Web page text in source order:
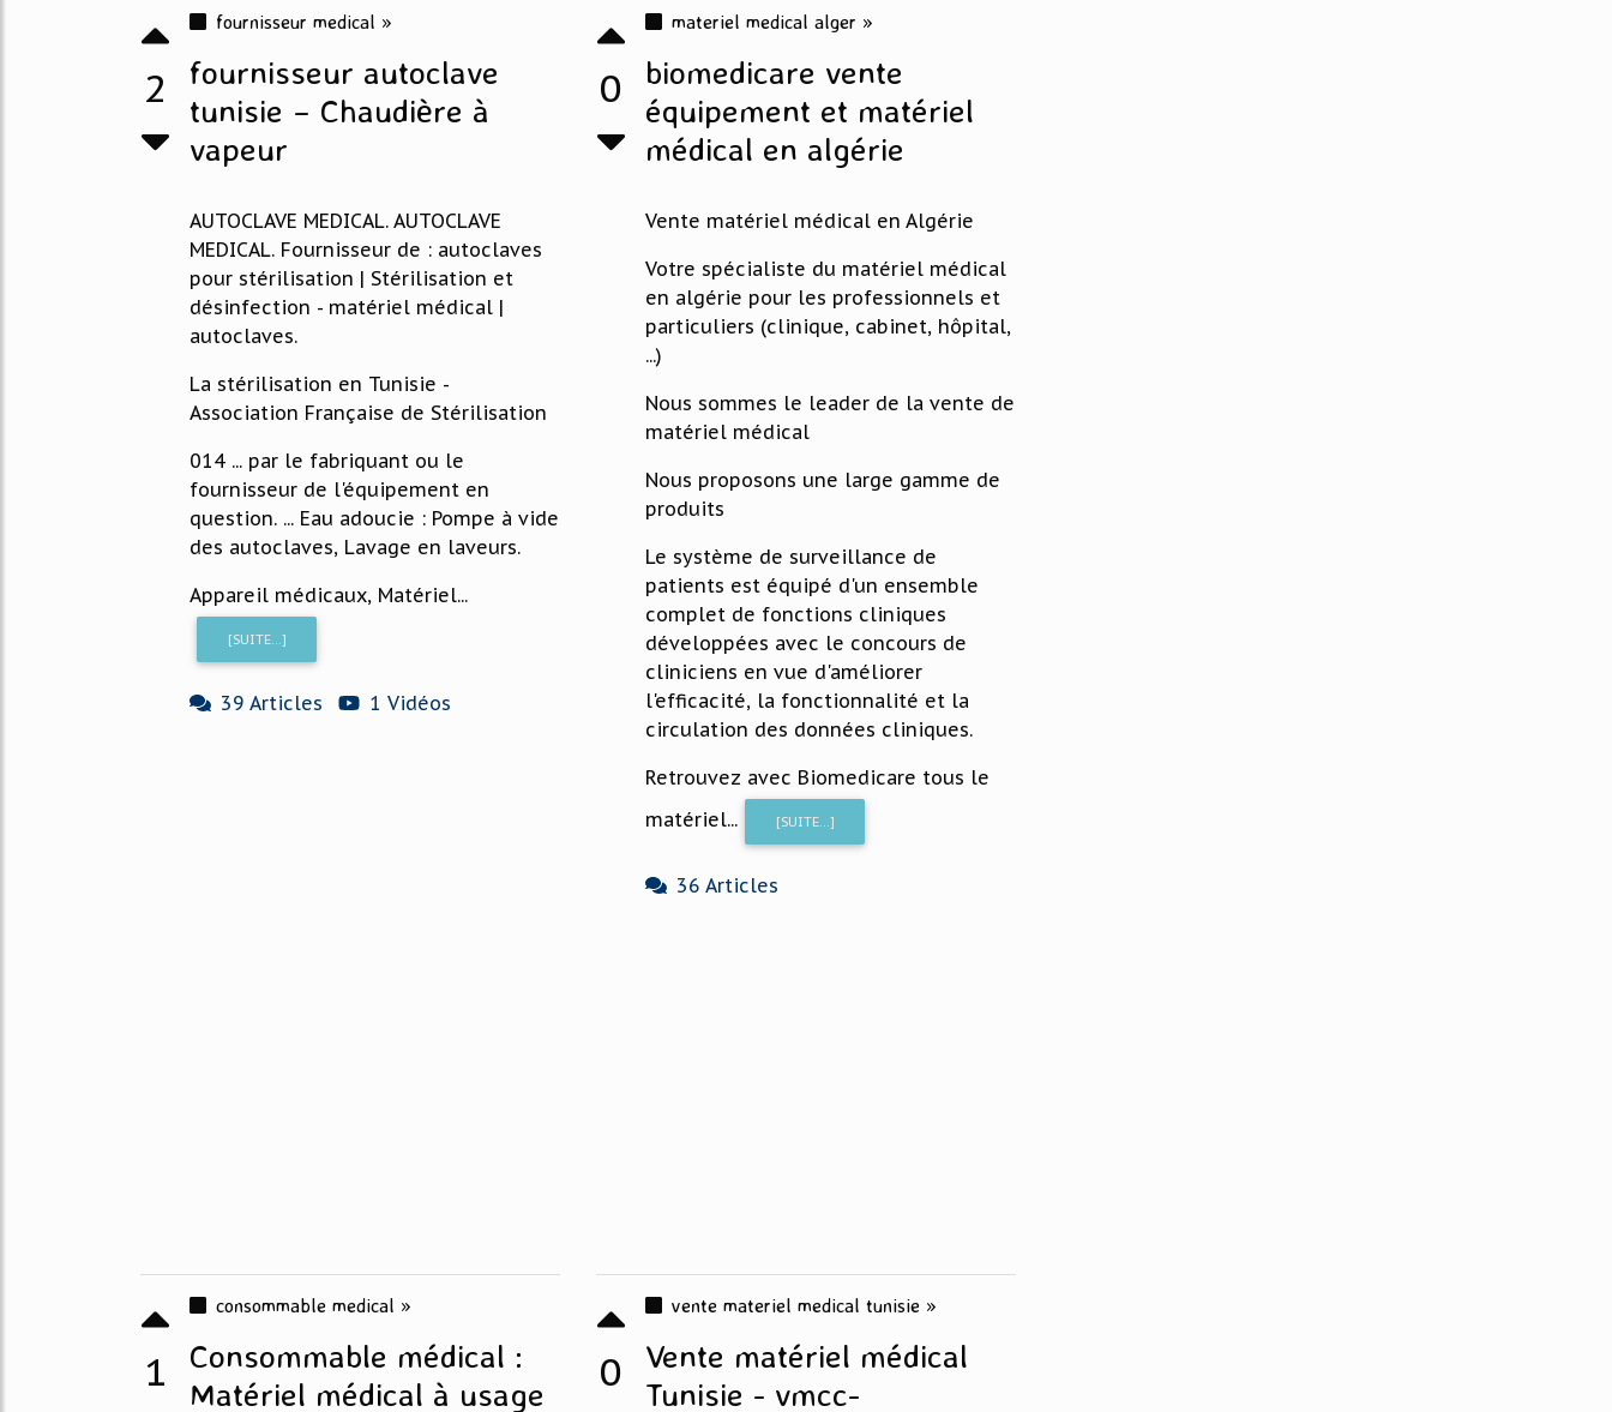
2
fournisseur medical »
fournisseur autoclave
tunisie – Chaudière à
vapeur
AUTOCLAVE MEDICAL. AUTOCLAVE
MEDICAL. Fournisseur de : autoclaves
pour stérilisation | Stérilisation et
désinfection - matériel médical |
autoclaves.
La stérilisation en Tunisie -
Association Française de Stérilisation
014 ... par le fabriquant ou le
fournisseur de l'équipement en
question. ... Eau adoucie : Pompe à vide
des autoclaves, Lavage en laveurs.
Appareil médicaux, Matériel...
[SUITE...]
39 Articles 1 Vidéos
0
materiel medical alger »
biomedicare vente
équipement et matériel
médical en algérie
Vente matériel médical en Algérie
Votre spécialiste du matériel médical
en algérie pour les professionnels et
particuliers (clinique, cabinet, hôpital,
...)
Nous sommes le leader de la vente de
matériel médical
Nous proposons une large gamme de
produits
Le système de surveillance de
patients est équipé d'un ensemble
complet de fonctions cliniques
développées avec le concours de
cliniciens en vue d'améliorer
l'efficacité, la fonctionnalité et la
circulation des données cliniques.
Retrouvez avec Biomedicare tous le
matériel...
[SUITE...]
36 Articles
1
consommable medical »
Consommable médical :
Matériel médical à usage
0
vente materiel medical tunisie »
Vente matériel médical
Tunisie - vmcc-